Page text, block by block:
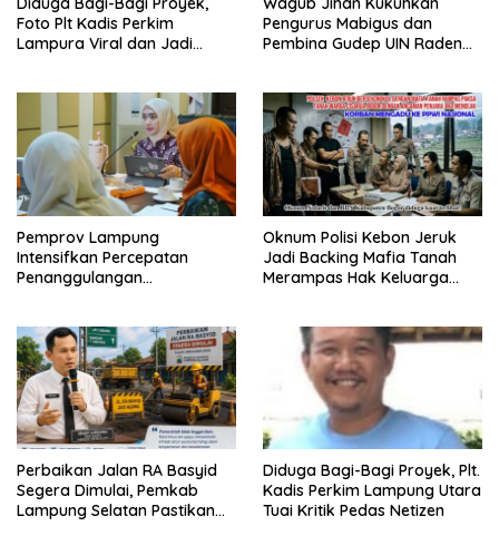
Foto Plt Kadis Perkim
Lampura Viral dan Jadi
Pengurus Mabigus dan
Pembina Gudep UIN Raden
Muda
Pemprov Lampung
Intensifkan Percepatan
Penanggulangan
Oknum Polisi Kebon Jeruk
Jadi Backing Mafia Tanah
Merampas Hak Keluarga
Perbaikan Jalan RA Basyid
Segera Dimulai, Pemkab
Lampung Selatan Pastikan
Diduga Bagi-Bagi Proyek, Plt.
Kadis Perkim Lampung Utara
Tuai Kritik Pedas Netizen